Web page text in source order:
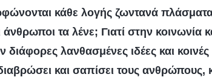
κάθε λογής ζωντανά
τα λένε; Γιατί στην κοινωνία
λανθασμένες ιδέες και
και σαπίσει τους ανθρώπους,